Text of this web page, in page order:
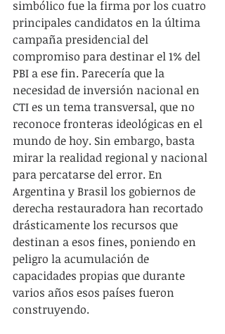
simbólico fue la firma por los cuatro
principales candidatos en la última
campaña presidencial del
compromiso para destinar el 1% del
PBI a ese fin. Parecería que la
necesidad de inversión nacional en
CTI es un tema transversal, que no
reconoce fronteras ideológicas en el
mundo de hoy. Sin embargo, basta
mirar la realidad regional y nacional
para percatarse del error. En
Argentina y Brasil los gobiernos de
derecha restauradora han recortado
drásticamente los recursos que
destinan a esos fines, poniendo en
peligro la acumulación de
capacidades propias que durante
varios años esos países fueron
construyendo.